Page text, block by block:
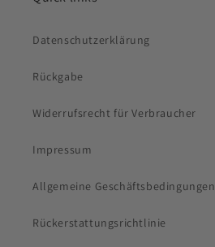
Datenschutzerklärung
Rückgabe
Widerrufsrecht für Verbraucher
Impressum
Allgemeine Geschäftsbedingungen
Rückerstattungsrichtlinie